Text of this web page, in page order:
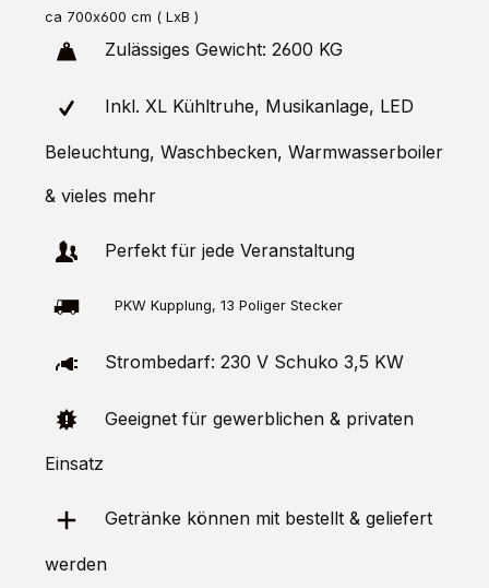
ca 700x600 cm ( LxB )
Zulässiges Gewicht: 2600 KG
Inkl. XL Kühltruhe, Musikanlage, LED
Beleuchtung, Waschbecken, Warmwasserboiler
& vieles mehr
Perfekt für jede Veranstaltung
PKW Kupplung, 13 Poliger Stecker
Strombedarf: 230 V Schuko 3,5 KW
Geeignet für gewerblichen & privaten
Einsatz
Getränke können mit bestellt & geliefert
werden